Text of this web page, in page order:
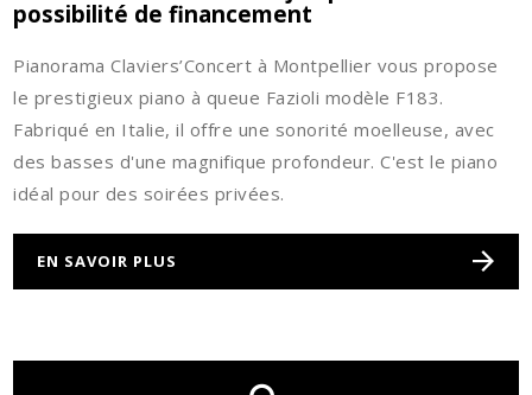
possibilité de financement
Pianorama Claviers’Concert à Montpellier vous propose
le prestigieux piano à queue Fazioli modèle F183.
Fabriqué en Italie, il offre une sonorité moelleuse, avec
des basses d'une magnifique profondeur. C'est le piano
idéal pour des soirées privées.
EN SAVOIR PLUS